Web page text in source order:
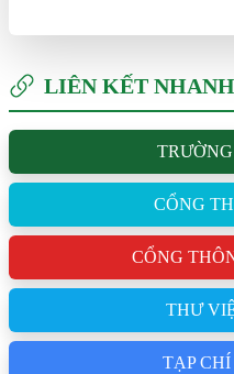
LIÊN KẾT NHANH
CỔNG
CỔNG
THƯ
TẠP